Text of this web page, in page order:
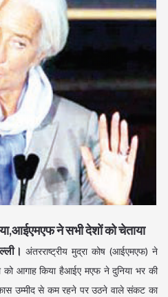
ने सभी देशों को चेताया
अंतरराष्ट्रीय मुद्रा कोष (आईएमएफ) ने
को आगाह किया हैआईए मएफ ने दुनिया भर की
उम्मीद से कम रहने पर उठने वाले संकट का